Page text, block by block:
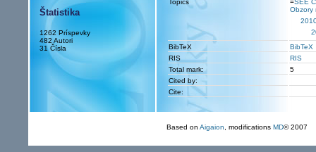
Štatistika
1262 Príspevky
482 Autori
31 Čísla
Topics =SEE
Obzory
BibTeX
BibTeX
RIS
RIS
Total mark:
5
Cited by:
Cite:
Based on Aigaion , modifications MD© 2007